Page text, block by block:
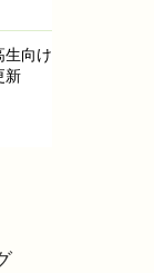
生向け
新